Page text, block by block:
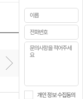
개인 정보 수집동의